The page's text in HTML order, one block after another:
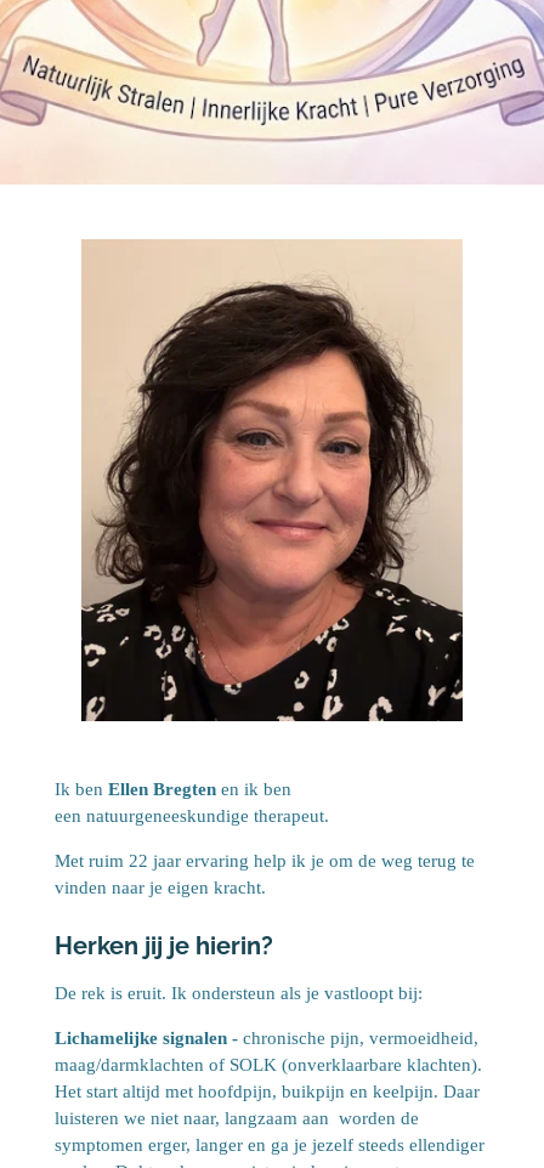
Ik ben Ellen Bregten en ik ben
een natuurgeneeskundige therapeut.
Met ruim 22 jaar ervaring help ik je om de weg terug te
vinden naar je eigen kracht.
Herken jij je hierin?
De rek is eruit. Ik ondersteun als je vastloopt bij:
Lichamelijke signalen - chronische pijn, vermoeidheid,
maag/darmklachten of SOLK (onverklaarbare klachten).
Het start altijd met hoofdpijn, buikpijn en keelpijn. Daar
luisteren we niet naar, langzaam aan worden de
symptomen erger, langer en ga je jezelf steeds ellendiger